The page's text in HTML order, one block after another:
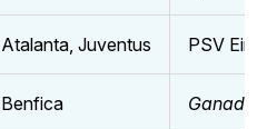
Atalanta, Juventus PSV
Benfica Ganador